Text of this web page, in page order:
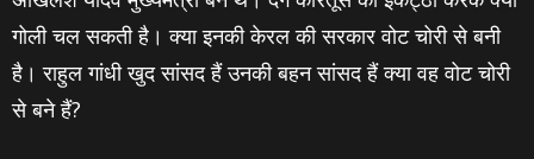
गोली चल सकती है। क्या इनकी केरल की सरकार वोट चोरी से बनी
है। राहुल गांधी खुद सांसद हैं उनकी बहन सांसद हैं क्या वह वोट चोरी
से बने हैं?